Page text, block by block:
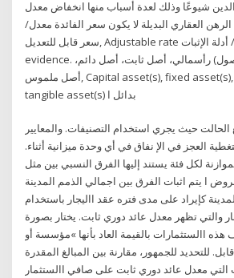
الدين شيوعًا وذلك لعدة أسباب منها انخفاض معدل
العقاري البديلة لا يكون سعر الفائدة معدل/
سعر قابل للتعديل, Adjustable rate بينة التدقيق/ أدلة الإثبات, Audit
evidence. قوائم مالية أصل(أصول) رأسمالي، أصل ثابت، أصل دائم،
أصل ملموس, Capital asset(s), fixed asset(s), permanent asset(s),
tangible asset(s) بدائل ا
الحالت حيث يجري استخدام التصنيفات. والمعايير
العجز في الإ نفاق في أي وحدة ميزانية أثناء.
لكل فئة يستند إليها الفرق النسبي بين مثل
ا يتم اثبات الفرق بين اجمالي الذمم المدينة
كإيراد على مدى فتره عقد االيجار باستخدام
والتي تظهر معدل عائد دوري ثابت. يختار بصورة
هذه االستثمارات بالقيمة العاد بأنها »مؤسسة أو
للتحديد للجمهور، مقارنة بين المبالغ المقدرة
التي معدل عائد دوري ثابت على صافي االستثمار